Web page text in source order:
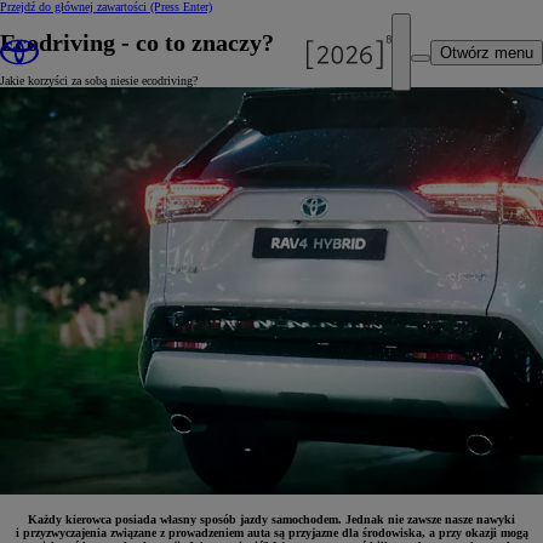
Przejdź do głównej zawartości (Press Enter)
Otwórz menu
Ecodriving - co to znaczy?
Jakie korzyści za sobą niesie ecodriving?
Każdy kierowca posiada własny sposób jazdy samochodem. Jednak nie zawsze nasze nawyki
i przyzwyczajenia związane z prowadzeniem auta są przyjazne dla środowiska, a przy okazji mogą